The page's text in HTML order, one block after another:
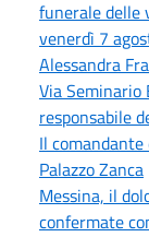
funerale delle
venerdì 7
Alessandra
Via Seminario
responsabile
Il
Palazzo Zanca
Messina, il
confermate